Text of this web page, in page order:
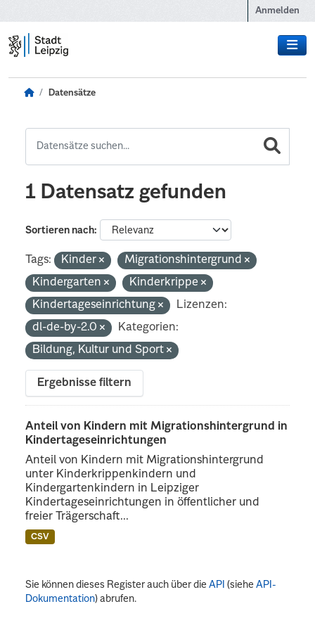
Anmelden
Datensätze
1 Datensatz gefunden
Sortieren nach
Tags: Kinder
Migrationshintergrund
Kindergarten
Kinderkrippe
Kindertageseinrichtung
Lizenzen:
dl-de-by-2.0
Kategorien:
Bildung, Kultur und Sport
Ergebnisse filtern
Anteil von Kindern mit Migrationshintergrund in
Kindertageseinrichtungen
Anteil von Kindern mit Migrationshintergrund
unter Kinderkrippenkindern und
Kindergartenkindern in Leipziger
Kindertageseinrichtungen in öffentlicher und
freier Trägerschaft...
CSV
Sie können dieses Register auch über dieAPI (sieheAPI-
Dokumentation) abrufen.